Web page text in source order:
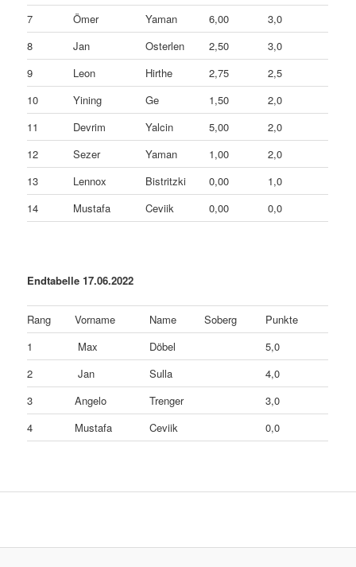
7
Ömer Yaman 6,00
3,0
8
Jan Osterlen 2,50
3,0
9
Leon Hirthe 2,75
2,5
10
Yining Ge 1,50
2,0
11
Devrim Yalcin 5,00
2,0
12
Sezer Yaman 1,00
2,0
13
Lennox Bistritzki 0,00
1,0
14
Mustafa Ceviik 0,00 0,0
Endtabelle 17.06.2022
Rang Vorname Name Soberg
Punkte
1
Max Döbel
5,0
2
Jan Sulla
4,0
3
Angelo Trenger
3,0
4
Mustafa Ceviik 0,0